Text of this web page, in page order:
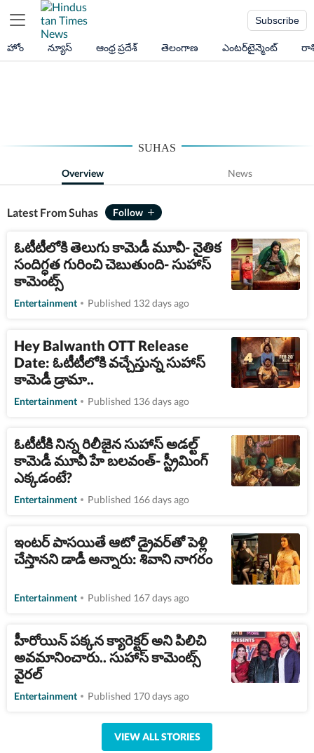
Subscribe
హోం న్యూస్ ఆంధ్ర ప్రదేశ్ తెలంగాణ ఎంటర్‌టైన్మెంట్
SUHAS
Overview News
Latest From Suhas
ఓటీటీలోకి తెలుగు కామెడీ మూవీ- నైతిక
సందిగ్ధత గురించి చెబుతుంది- సుహాస్
కామెంట్స్
Entertainment Published 132 days ago
Hey Balwanth OTT Release
Date: ఓటీటీలోకి వచ్చేస్తున్న సుహాస్
కామెడీ డ్రామా..
Entertainment Published 136 days ago
ఓటీటీకి నిన్న రిలీజైన సుహాస్ అడల్ట్
కామెడీ మూవీ హే బలవంత్- స్ట్రీమింగ్
ఎక్కడంటే?
Entertainment Published 166 days ago
ఇంటర్ పాసయితే ఆటో డ్రైవర్‌తో పెళ్లి
చేస్తానని డాడీ అన్నారు: శివాని నాగరం
Entertainment Published 167 days ago
హీరోయిన్‌ పక్కన క్యారెక్ట‌ర్ అని పిలిచి
అవ‌మానించారు.. సుహాస్ కామెంట్స్
వైరల్
Entertainment Published 170 days ago
VIEW ALL STORIES